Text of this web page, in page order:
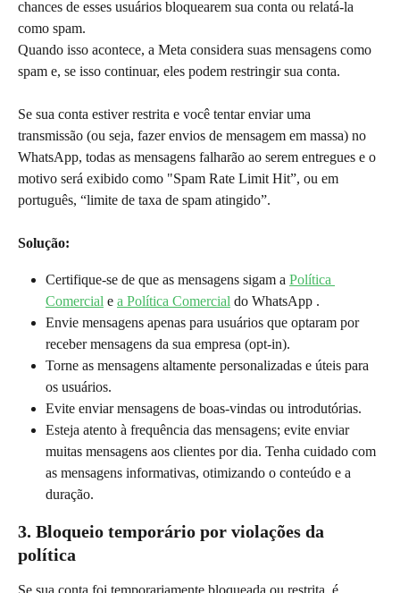
chances de esses usuários bloquearem sua conta ou relatá-la
como spam.
Quando isso acontece, a Meta considera suas mensagens como
spam e, se isso continuar, eles podem restringir sua conta.
Se sua conta estiver restrita e você tentar enviar uma
transmissão (ou seja, fazer envios de mensagem em massa) no
WhatsApp, todas as mensagens falharão ao serem entregues e o
motivo será exibido como "Spam Rate Limit Hit”, ou em
português, “limite de taxa de spam atingido”.
Solução:
Certifique-se de que as mensagens sigam a Política
Comercial e a Política Comercial do WhatsApp .
Envie mensagens apenas para usuários que optaram por
receber mensagens da sua empresa (opt-in).
Torne as mensagens altamente personalizadas e úteis para
os usuários.
Evite enviar mensagens de boas-vindas ou introdutórias.
Esteja atento à frequência das mensagens; evite enviar
muitas mensagens aos clientes por dia. Tenha cuidado com
as mensagens informativas, otimizando o conteúdo e a
duração.
3. Bloqueio temporário por violações da
política